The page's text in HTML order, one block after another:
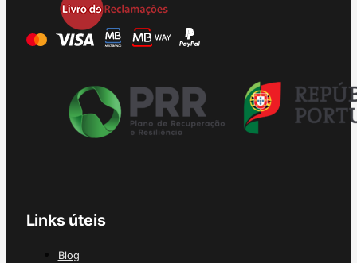
Links úteis
Blog